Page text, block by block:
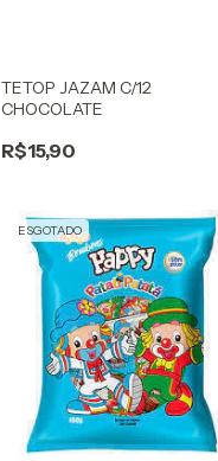
TETOP JAZAM C/12
CHOCOLATE
R$15,90
ESGOTADO